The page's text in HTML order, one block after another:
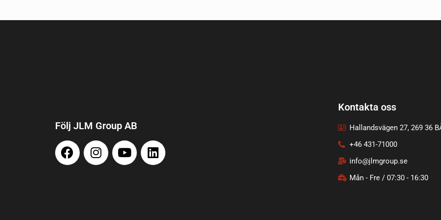
Följ JLM Group AB
Kontakta oss
Hallandsvägen 27, 269 36
+46 431-71000
info@jlmgroup.se
Mån - Fre / 07:30 - 16:30